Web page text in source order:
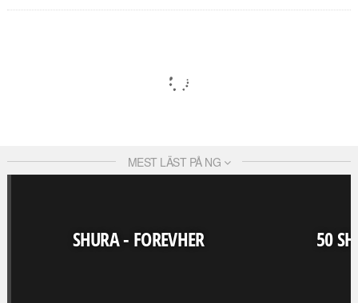
MEST LÄST PÅ NG
SHURA - FOREVHER 50